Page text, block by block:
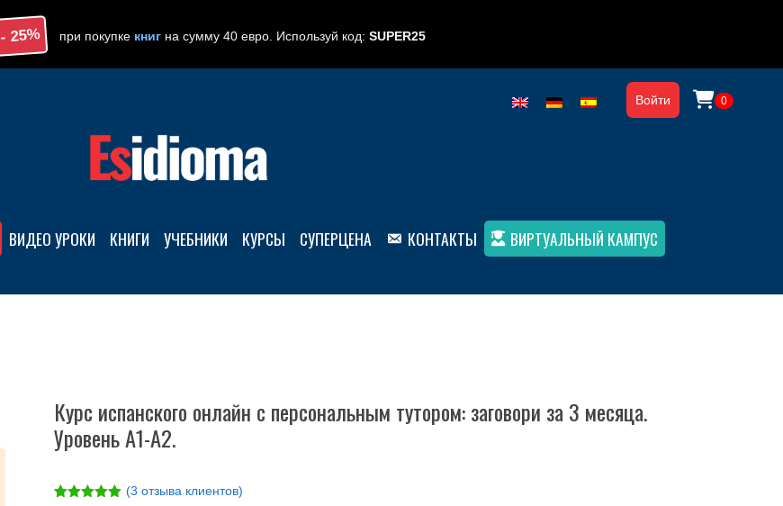
- 25% при покупке книгна сумму 40 евро. Используй код: SUPER25
Войти 0
ВИДЕО УРОКИ КНИГИ УЧЕБНИКИ КУРСЫ CУПЕРЦЕНА КОНТАКТЫ ВИРТУАЛЬНЫЙ КАМПУС
Курс испанского онлайн с персональным тутором: заговори за 3 месяца.
Уровень А1-А2.
(3 отзыва клиентов)